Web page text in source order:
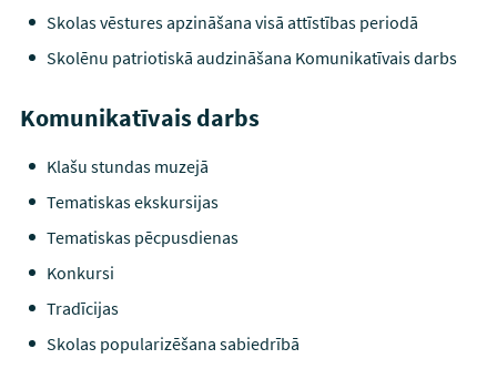
Skolas vēstures apzināšana visā attīstības periodā
Skolēnu patriotiskā audzināšana Komunikatīvais darbs
Komunikatīvais darbs
Klašu stundas muzejā
Tematiskas ekskursijas
Tematiskas pēcpusdienas
Konkursi
Tradīcijas
Skolas popularizēšana sabiedrībā